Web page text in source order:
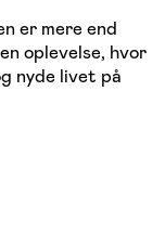
er mere end
oplevelse, hvor
nyde livet på